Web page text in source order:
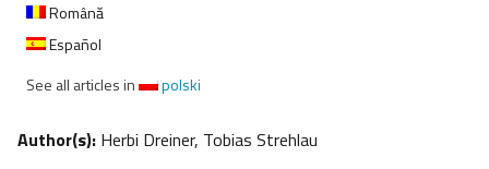
Română
Español
See all articles in
polski
Author(s): Herbi Dreiner, Tobias Strehlau